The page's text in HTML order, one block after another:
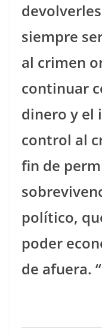
siempre
al crimen
continuar
dinero y el
control al
fin de
político,
poder
de afuera.